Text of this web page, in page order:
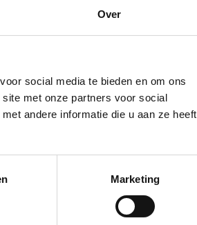
Over
social media te bieden en om ons
met onze partners voor social
andere informatie die u aan ze heeft
Marketing
2,9%
2,6%
aandeel binnen alle
zijn dus een